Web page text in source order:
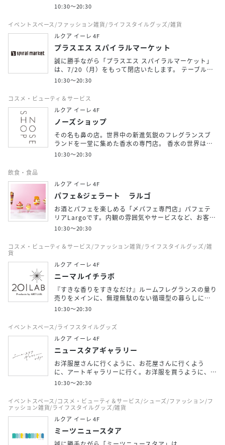
10:30～20:30
イベントスペース/ファッション雑貨/ライフスタイルグッズ/雑貨
ルクア イーレ 4F
プラスエス スパイラルマーケット
誠に勝手ながら「プラスエス スパイラルマーケット」
は、7/20（月）をもって閉店いたします。 テーブル…
10:30〜20:30
コスメ・ビューティ＆サービス
ルクア イーレ 4F
ノーズショップ
その名も鼻の店。世界中の新進気鋭のフレグランスブ
ランドを一堂に集めた香水の専門店。 香水の世界は…
10:30〜20:30
飲食・食品
ルクア イーレ 4F
パフェ&ジェラート ラルゴ
お酒とパフェを楽しめる「〆パフェ専門店」パフェテ
リアLargoです。内観の雰囲気やサービスなど、お客…
10:30〜20:30
コスメ・ビューティ＆サービス/ファッション雑貨/ライフスタイルグッズ/雑
貨
ルクア イーレ 4F
ニーマルイチラボ
『すきな香りをすきなだけ』ルームフレグランスの量り
売りをメインに、無理無駄のない循環型の暮らしに…
10:30〜20:30
イベントスペース/ライフスタイルグッズ
ルクア イーレ 4F
ニュースタアギャラリー
お洋服屋さんに行くように、お花屋さんに行くよう
に、アートギャラリーに行く。お洋服を買うように、…
10:30～20:30
イベントスペース/コスメ・ビューティ＆サービス/シューズ/ファッション/フ
ァッション雑貨/ライフスタイルグッズ/雑貨
ルクア イーレ 4F
ミーツニュースタア